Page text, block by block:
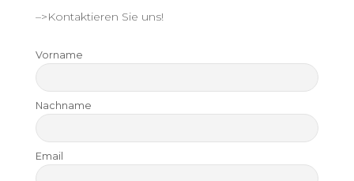
–>Kontaktieren Sie uns!
Vorname
Nachname
Email